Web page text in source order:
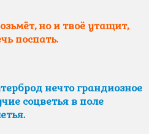
но и твоё утащит,
поспать.
нечто грандиозное
соцветья в поле